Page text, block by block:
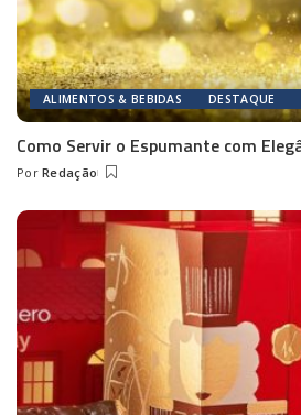
ALIMENTOS & BEBIDAS DESTAQUE
Como Servir o Espumante com
Posted
Por Redação